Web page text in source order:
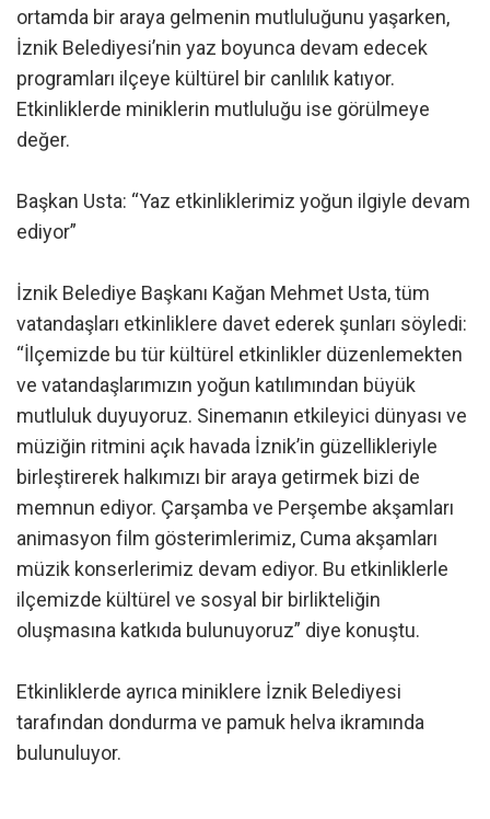
ortamda bir araya gelmenin mutluluğunu yaşarken,
İznik Belediyesi’nin yaz boyunca devam edecek
programları ilçeye kültürel bir canlılık katıyor.
Etkinliklerde miniklerin mutluluğu ise görülmeye
değer.
Başkan Usta: “Yaz etkinliklerimiz yoğun ilgiyle devam
ediyor”
İznik Belediye Başkanı Kağan Mehmet Usta, tüm
vatandaşları etkinliklere davet ederek şunları söyledi:
“İlçemizde bu tür kültürel etkinlikler düzenlemekten
ve vatandaşlarımızın yoğun katılımından büyük
mutluluk duyuyoruz. Sinemanın etkileyici dünyası ve
müziğin ritmini açık havada İznik’in güzellikleriyle
birleştirerek halkımızı bir araya getirmek bizi de
memnun ediyor. Çarşamba ve Perşembe akşamları
animasyon film gösterimlerimiz, Cuma akşamları
müzik konserlerimiz devam ediyor. Bu etkinliklerle
ilçemizde kültürel ve sosyal bir birlikteliğin
oluşmasına katkıda bulunuyoruz” diye konuştu.
Etkinliklerde ayrıca miniklere İznik Belediyesi
tarafından dondurma ve pamuk helva ikramında
bulunuluyor.